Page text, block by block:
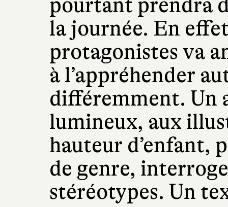
pourtant prendra
la journée. En
protagonistes va
à l’appréhender
différemment. Un
lumineux, aux
hauteur d’enfant,
de genre,
stéréotypes. Un